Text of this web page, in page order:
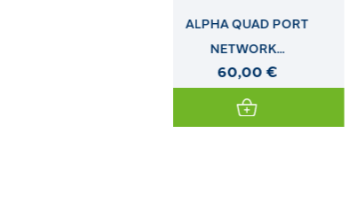
BERCEAU HP LFF NON HOT